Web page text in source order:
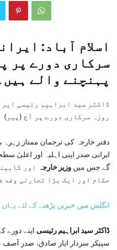
اسلام آباد:
سرکاری دورے پر
پہنچنے والے
ڈاکٹر سید ابراہیم رئیسی
روزہ سرکاری دورے پر آج (پیر)
دفتر خارجہ کی ترجمان ممتاز زہرہ
ایرانی صدر اپنی اہلیہ اور اعلیٰ
گے جس میں وزیر خارجہ
اور
حکام اور ایک بڑا تجارتی وفد
انگلش میں خبریں پڑھنے کے لئے
ڈاکٹر سید ابراہیم رئیسی اپنے دورے
سپیکر سردار ایاز صادق، صدر آصف